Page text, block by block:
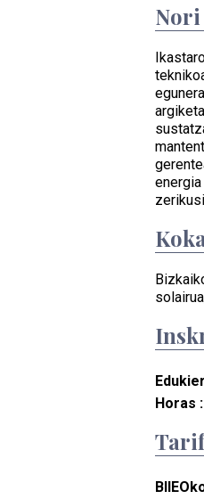
Nori
Horas :